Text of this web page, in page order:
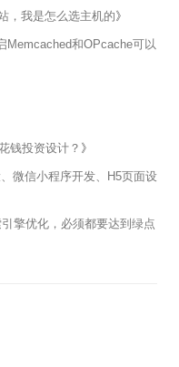
，我是怎么选主机的》
Memcached和OPcache可以
钱投资设计？ 》
微信小程序开发、H5页面设
擎优化，必须都要达到绿点